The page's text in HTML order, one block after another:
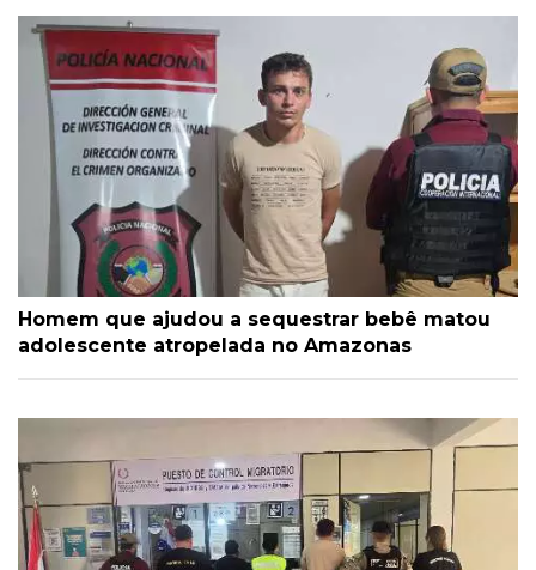
Homem que ajudou a sequestrar bebê matou
adolescente atropelada no Amazonas